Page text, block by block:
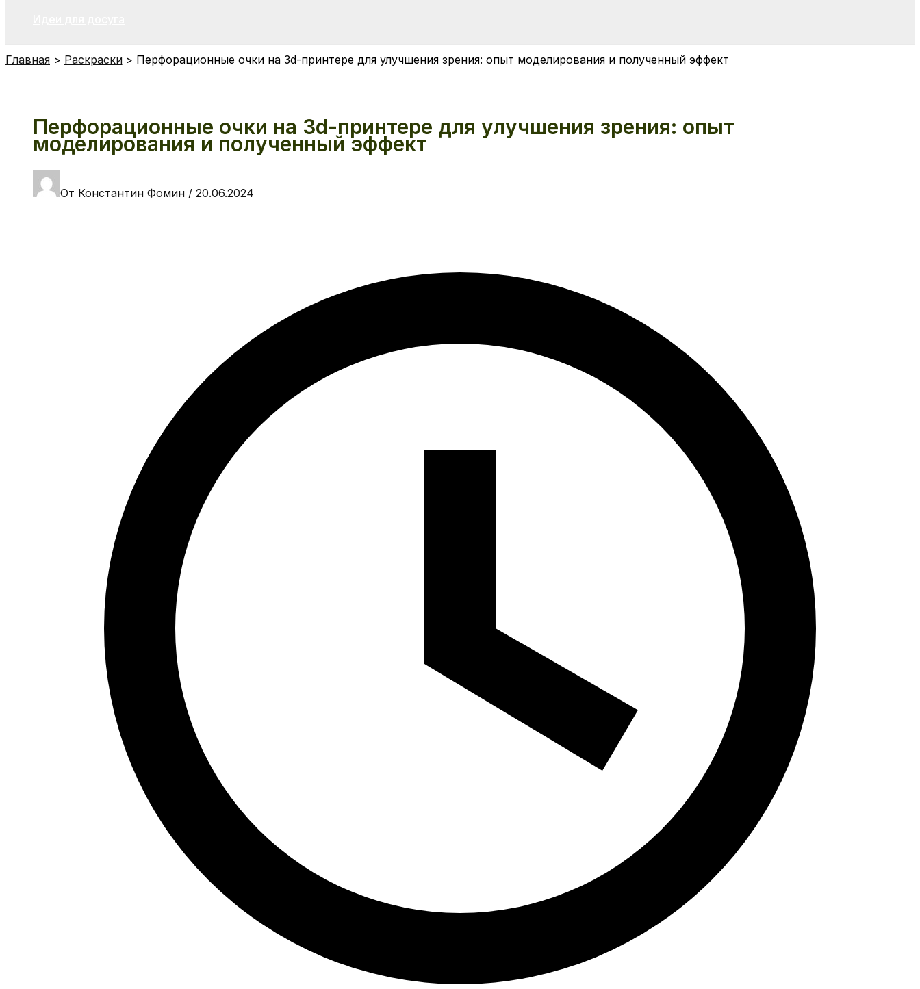
Главная Раскраски Перфорационные очки на 3d-принтере для улучшения зрения: опыт моделирования и полученный эффект
Перфорационные очки на 3d-принтере для улучшения зрения: опыт
моделирования и полученный эффект
От Константин Фомин / 20.06.2024